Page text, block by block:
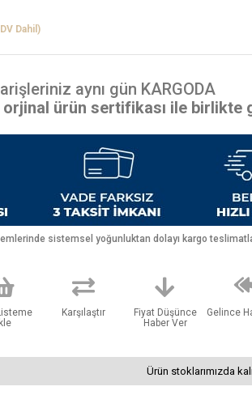
Dahil)
aynı gün KARGODA
ürün sertifikası ile birlikte
sistemsel yoğunluktan dolayı kargo
Karşılaştır
Fiyat Düşünce
Haber Ver
Gelince
Ürün stoklarımızda